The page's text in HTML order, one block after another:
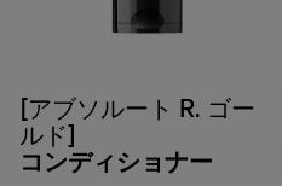
[アブソルート R. ゴー
ルド]
コンディショナー